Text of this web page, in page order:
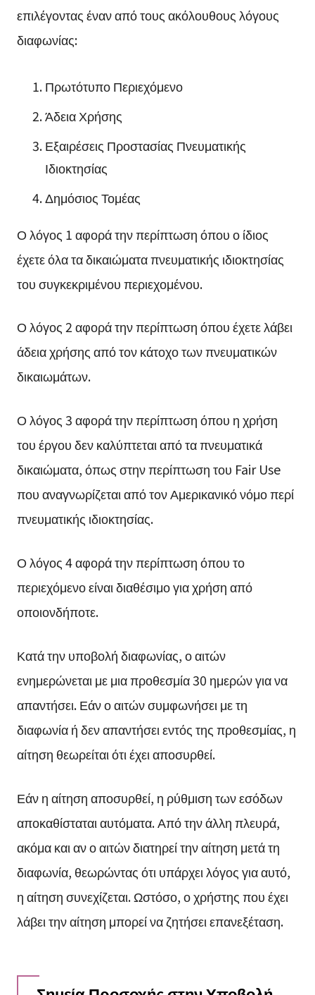
επιλέγοντας έναν από τους ακόλουθους λόγους
διαφωνίας:
Πρωτότυπο Περιεχόμενο
Άδεια Χρήσης
Εξαιρέσεις Προστασίας Πνευματικής
Ιδιοκτησίας
Δημόσιος Τομέας
Ο λόγος 1 αφορά την περίπτωση όπου ο ίδιος
έχετε όλα τα δικαιώματα πνευματικής ιδιοκτησίας
του συγκεκριμένου περιεχομένου.
Ο λόγος 2 αφορά την περίπτωση όπου έχετε λάβει
άδεια χρήσης από τον κάτοχο των πνευματικών
δικαιωμάτων.
Ο λόγος 3 αφορά την περίπτωση όπου η χρήση
του έργου δεν καλύπτεται από τα πνευματικά
δικαιώματα, όπως στην περίπτωση του Fair Use
που αναγνωρίζεται από τον Αμερικανικό νόμο περί
πνευματικής ιδιοκτησίας.
Ο λόγος 4 αφορά την περίπτωση όπου το
περιεχόμενο είναι διαθέσιμο για χρήση από
οποιονδήποτε.
Κατά την υποβολή διαφωνίας, ο αιτών
ενημερώνεται με μια προθεσμία 30 ημερών για να
απαντήσει. Εάν ο αιτών συμφωνήσει με τη
διαφωνία ή δεν απαντήσει εντός της προθεσμίας, η
αίτηση θεωρείται ότι έχει αποσυρθεί.
Εάν η αίτηση αποσυρθεί, η ρύθμιση των εσόδων
αποκαθίσταται αυτόματα. Από την άλλη πλευρά,
ακόμα και αν ο αιτών διατηρεί την αίτηση μετά τη
διαφωνία, θεωρώντας ότι υπάρχει λόγος για αυτό,
η αίτηση συνεχίζεται. Ωστόσο, ο χρήστης που έχει
λάβει την αίτηση μπορεί να ζητήσει επανεξέταση.